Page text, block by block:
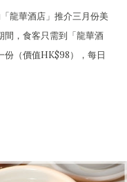
龍華酒店」推介三月份美
間，食客只需到「龍華酒
份（價值HK$98），每日